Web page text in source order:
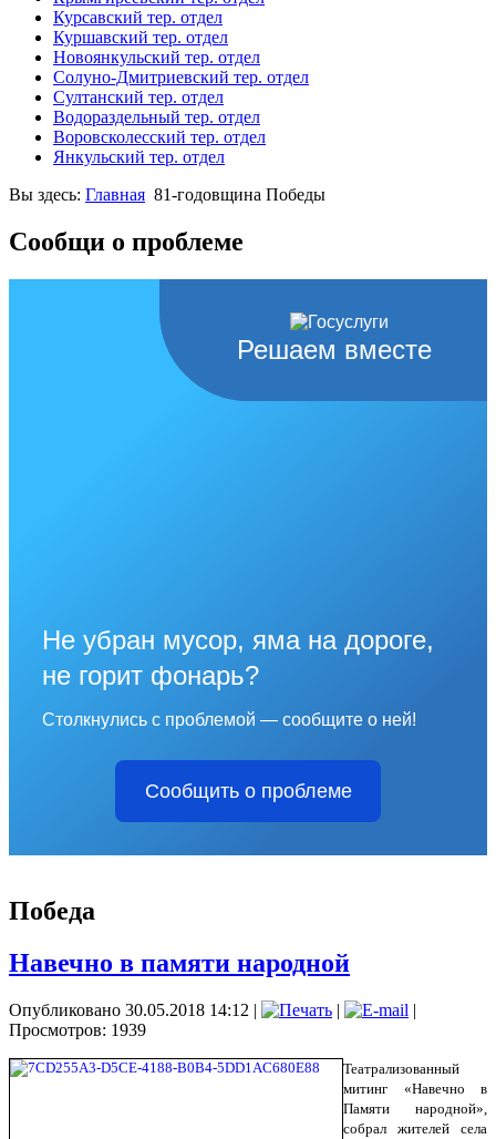
Курсавский тер. отдел
Куршавский тер. отдел
Новоянкульский тер. отдел
Солуно-Дмитриевский тер. отдел
Султанский тер. отдел
Водораздельный тер. отдел
Воровсколесский тер. отдел
Янкульский тер. отдел
Вы здесь: Главная 81-годовщина Победы
Сообщи о проблеме
Решаем вместе
Не убран мусор, яма на дороге,
не горит фонарь?
Столкнулись с проблемой — сообщите о ней!
Сообщить о проблеме
Победа
Навечно в памяти народной
Опубликовано 30.05.2018 14:12 | |
|
Просмотров: 1939
Театрализованный
митинг «Навечно в
Памяти народной»,
собрал жителей села